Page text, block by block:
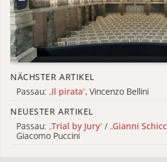
NÄCHSTER ARTIKEL
Passau: „Il pirata“, Vincenzo Bellini
NEUESTER ARTIKEL
Passau: „Trial by Jury“ / „Gianni
Giacomo Puccini